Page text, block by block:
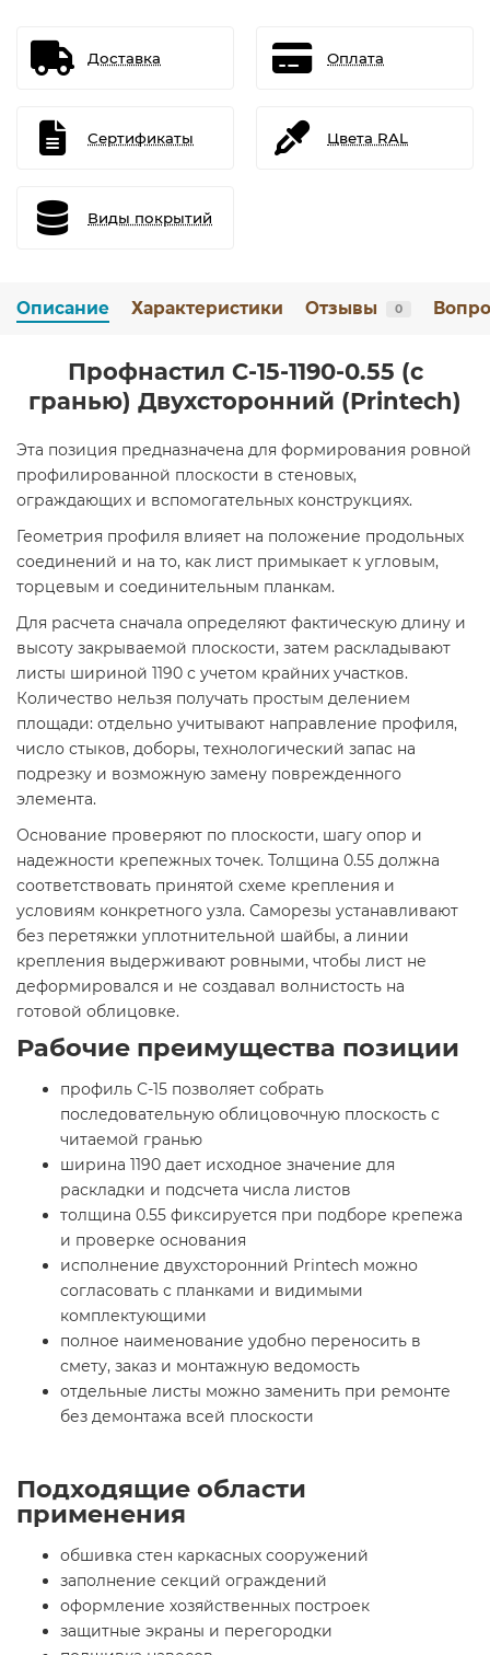
Доставка Оплата
Сертификаты Цвета RAL
Виды покрытий
Описание Характеристики Отзывы 0
Профнастил С-15-1190-0.55 (с
гранью) Двухсторонний (Printech)
Эта позиция предназначена для формирования ровной
профилированной плоскости в стеновых,
ограждающих и вспомогательных конструкциях.
Геометрия профиля влияет на положение продольных
соединений и на то, как лист примыкает к угловым,
торцевым и соединительным планкам.
Для расчета сначала определяют фактическую длину и
высоту закрываемой плоскости, затем раскладывают
листы шириной 1190 с учетом крайних участков.
Количество нельзя получать простым делением
площади: отдельно учитывают направление профиля,
число стыков, доборы, технологический запас на
подрезку и возможную замену поврежденного
элемента.
Основание проверяют по плоскости, шагу опор и
надежности крепежных точек. Толщина 0.55 должна
соответствовать принятой схеме крепления и
условиям конкретного узла. Саморезы устанавливают
без перетяжки уплотнительной шайбы, а линии
крепления выдерживают ровными, чтобы лист не
деформировался и не создавал волнистость на
готовой облицовке.
Рабочие преимущества позиции
профиль С-15 позволяет собрать
последовательную облицовочную плоскость с
читаемой гранью
ширина 1190 дает исходное значение для
раскладки и подсчета числа листов
толщина 0.55 фиксируется при подборе крепежа
и проверке основания
исполнение двухсторонний Printech можно
согласовать с планками и видимыми
комплектующими
полное наименование удобно переносить в
смету, заказ и монтажную ведомость
отдельные листы можно заменить при ремонте
без демонтажа всей плоскости
Подходящие области
применения
обшивка стен каркасных сооружений
заполнение секций ограждений
оформление хозяйственных построек
защитные экраны и перегородки